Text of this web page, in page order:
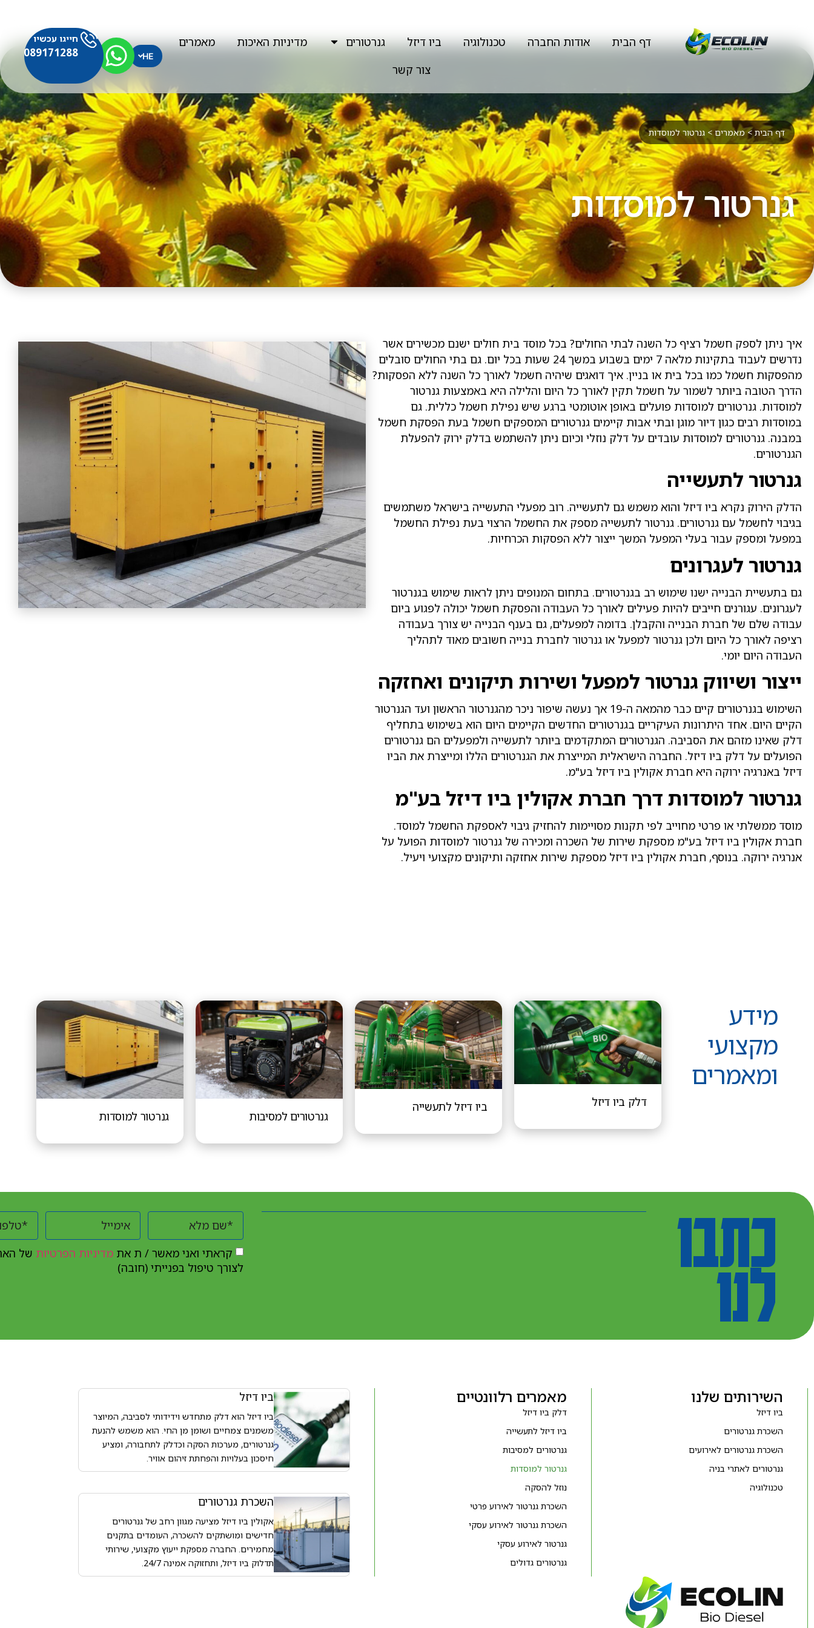
דף הבית אודות החברה טכנולוגיה ביו דיזל גנרטורים מדיניות האיכות
מאמרים
צור קשר
HE
חייגו עכשיו
089171288
דף הבית>מאמרים> גנרטור למוסדות
גנרטור למוסדות
איך ניתן לספק חשמל רציף כל השנה לבתי החולים? בכל מוסד בית חולים ישנם מכשירים אשר
נדרשים לעבוד בתקינות מלאה 7 ימים בשבוע במשך 24 שעות בכל יום. גם בתי החולים סובלים
מהפסקות חשמל כמו בכל בית או בניין. איך דואגים שיהיה חשמל לאורך כל השנה ללא הפסקות?
הדרך הטובה ביותר לשמור על חשמל תקין לאורך כל היום והלילה היא באמצעות גנרטור
למוסדות. גנרטורים למוסדות פועלים באופן אוטומטי ברגע שיש נפילת חשמל כללית. גם
במוסדות רבים כגון דיור מוגן ובתי אבות קיימים גנרטורים המספקים חשמל בעת הפסקת חשמל
במבנה. גנרטורים למוסדות עובדים על דלק נוזלי וכיום ניתן להשתמש בדלק ירוק להפעלת
הגנרטורים.
גנרטור לתעשייה
הדלק הירוק נקרא ביו דיזל והוא משמש גם לתעשייה. רוב מפעלי התעשייה בישראל משתמשים
בגיבוי לחשמל עם גנרטורים. גנרטור לתעשייה מספק את החשמל הרצוי בעת נפילת החשמל
במפעל ומספק עבור בעלי המפעל המשך ייצור ללא הפסקות הכרחיות.
גנרטור לעגרונים
גם בתעשיית הבנייה ישנו שימוש רב בגנרטורים. בתחום המנופים ניתן לראות שימוש בגנרטור
לעגרונים. עגורנים חייבים להיות פעילים לאורך כל העבודה והפסקת חשמל יכולה לפגוע ביום
עבודה שלם של חברת הבנייה והקבלן. בדומה למפעלים, גם בענף הבנייה יש צורך בעבודה
רציפה לאורך כל היום ולכן גנרטור למפעל או גנרטור לחברת בנייה חשובים מאוד לתהליך
העבודה היום יומי.
ייצור ושיווק גנרטור למפעל ושירות תיקונים ואחזקה
השימוש בגנרטורים קיים כבר מהמאה ה-19 אך נעשה שיפור ניכר מהגנרטור הראשון ועד הגנרטור
הקיים היום. אחד היתרונות העיקריים בגנרטורים החדשים הקיימים היום הוא בשימוש בתחליף
דלק שאינו מזהם את הסביבה. הגנרטורים המתקדמים ביותר לתעשייה ולמפעלים הם גנרטורים
הפועלים על דלק ביו דיזל. החברה הישראלית המייצרת את הגנרטורים הללו ומייצרת את הביו
דיזל באנרגיה ירוקה היא חברת אקולין ביו דיזל בע"מ.
גנרטור למוסדות דרך חברת אקולין ביו דיזל בע"מ
מוסד ממשלתי או פרטי מחוייב לפי תקנות מסויימות להחזיק גיבוי לאספקת החשמל למוסד.
חברת אקולין ביו דיזל בע"מ מספקת שירות של השכרה ומכירה של גנרטור למוסדות הפועל על
אנרגיה ירוקה. בנוסף, חברת אקולין ביו דיזל מספקת שירות אחזקה ותיקונים מקצועי ויעיל.
מידע
מקצועי
ומאמרים
דלק ביו דיזל ביו דיזל לתעשייה
גנרטורים למסיבות גנרטור למוסדות
כתבו
לנו קראתי ואני מאשר / ת אתמדיניות הפרטיות של
לצורך טיפול בפנייתי (חובה)
השירותים שלנו
ביו דיזל
השכרת גנרטורים
השכרת גנרטורים לאירועים
גנרטורים לאתרי בניה
טכנולוגיה
מאמרים רלוונטיים
דלק ביו דיזל
ביו דיזל לתעשייה
גנרטורים למסיבות
גנרטור למוסדות
נוזל להסקה
השכרת גנרטור לאירוע פרטי
השכרת גנרטור לאירוע עסקי
גנרטור לאירוע עסקי
גנרטורים גדולים
ביו דיזל
ביו דיזל הוא דלק מתחדש וידידותי לסביבה, המיוצר
משמנים צמחיים ושומן מן החי. הוא משמש להנעת
גנרטורים, מערכות הסקה וכדלק לתחבורה, ומציע
חיסכון בעלויות והפחתת זיהום אוויר.
השכרת גנרטורים
אקולין ביו דיזל מציעה מגוון רחב של גנרטורים
חדישים ומושתקים להשכרה, העומדים בתקנים
מחמירים. החברה מספקת ייעוץ מקצועי, שירותי
תדלוק ביו דיזל, ותחזוקה אמינה 24/7.